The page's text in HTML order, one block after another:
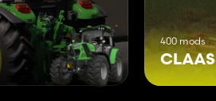
400 mods
CLAAS